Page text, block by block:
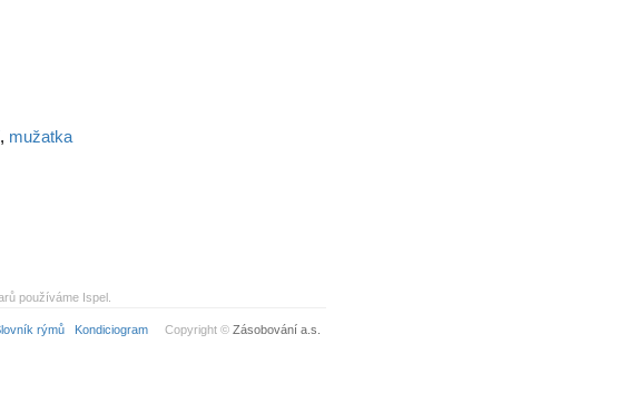
, mužatka
používáme Ispel.
rýmů Kondiciogram Copyright © Zásobování a.s.